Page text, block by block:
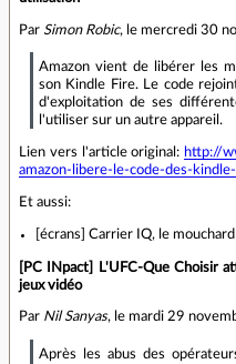
Par Simon Robic, le mercredi 30
Amazon vient de libérer les
son Kindle Fire. Le code
d'exploitation de ses
l'utiliser sur un autre appareil.
Lien vers l'article original: http://
amazon-libere-le-code-des-
Et aussi:
[écrans] Carrier IQ, le
[PC INpact] L'UFC-Que Choisir
jeux vidéo
Par Nil Sanyas, le mardi 29
Après les abus des